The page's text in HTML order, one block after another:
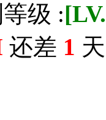
级 :
还差 1